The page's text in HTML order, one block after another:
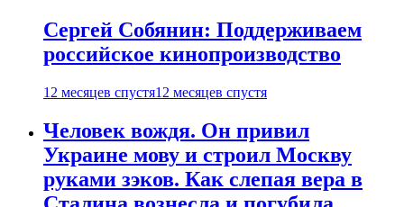
Сергей Собянин: Поддерживаем
российское кинопроизводство
12 месяцев спустя12 месяцев спустя
Человек вождя. Он привил
Украине мову и строил Москву
руками зэков. Как слепая вера в